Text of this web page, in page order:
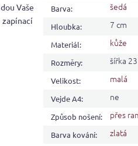
Vaše
zapínací
Barva: šedá
Hloubka: 7 cm
Materiál: kůže
Rozměry: šířka
Velikost: malá
Vejde A4: ne
Způsob nošení: přes
Barva kování: zlatá